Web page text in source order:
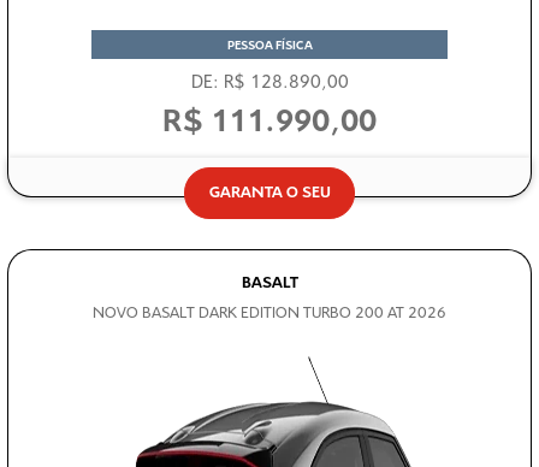
PESSOA FÍSICA
DE: R$ 128.890,00
R$ 111.990,00
GARANTA O SEU
BASALT
NOVO BASALT DARK EDITION TURBO 200 AT 2026